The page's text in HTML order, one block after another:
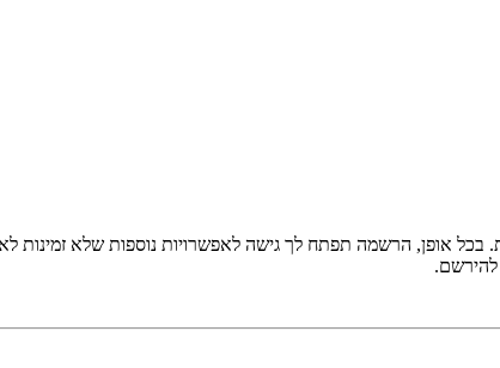
אופן, הרשמה תפתח לך גישה לאפשרויות נוספות שלא זמינות